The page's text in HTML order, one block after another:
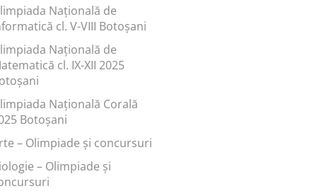
Națională de
cl. V-VIII Botoșani
Națională de
cl. IX-XII 2025
Națională Corală
Botoșani
– Olimpiade și concursuri
– Olimpiade și